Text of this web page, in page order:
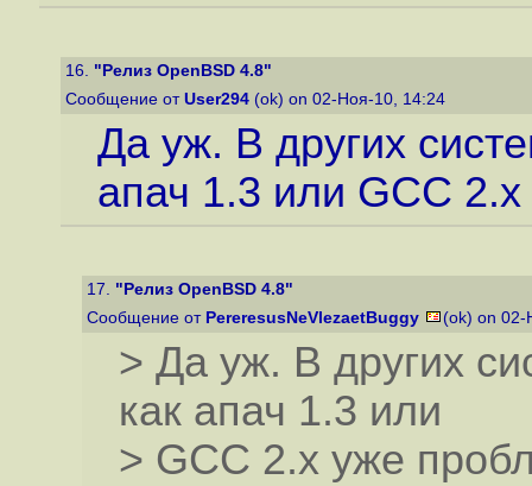
16. "Релиз OpenBSD 4.8"
Сообщение от User294 (ok) on 02-Ноя-10, 14:24
Да уж. В других
апач 1.3 или GCC
17. "Релиз OpenBSD 4.8"
Сообщение от PereresusNeVlezaetBuggy (ok) on
> Да уж. В других
как апач 1.3 или
> GCC 2.x уже